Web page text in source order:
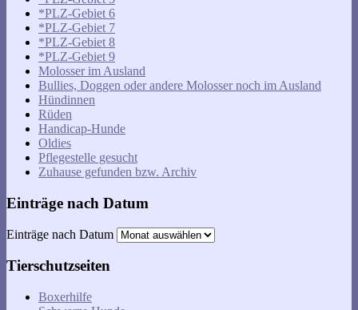
*PLZ-Gebiet 6
*PLZ-Gebiet 7
*PLZ-Gebiet 8
*PLZ-Gebiet 9
Molosser im Ausland
Bullies, Doggen oder andere Molosser noch im Ausland
Hündinnen
Rüden
Handicap-Hunde
Oldies
Pflegestelle gesucht
Zuhause gefunden bzw. Archiv
Einträge nach Datum
Einträge nach Datum
Tierschutzseiten
Boxerhilfe